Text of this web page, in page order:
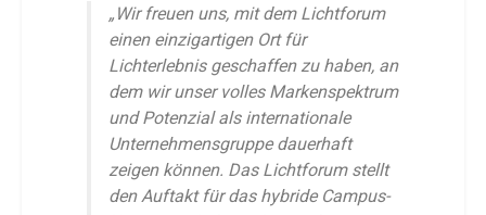
„Wir freuen uns, mit dem Lichtforum
einen einzigartigen Ort für
Lichterlebnis geschaffen zu haben, an
dem wir unser volles Markenspektrum
und Potenzial als internationale
Unternehmensgruppe dauerhaft
zeigen können. Das Lichtforum stellt
den Auftakt für das hybride Campus-